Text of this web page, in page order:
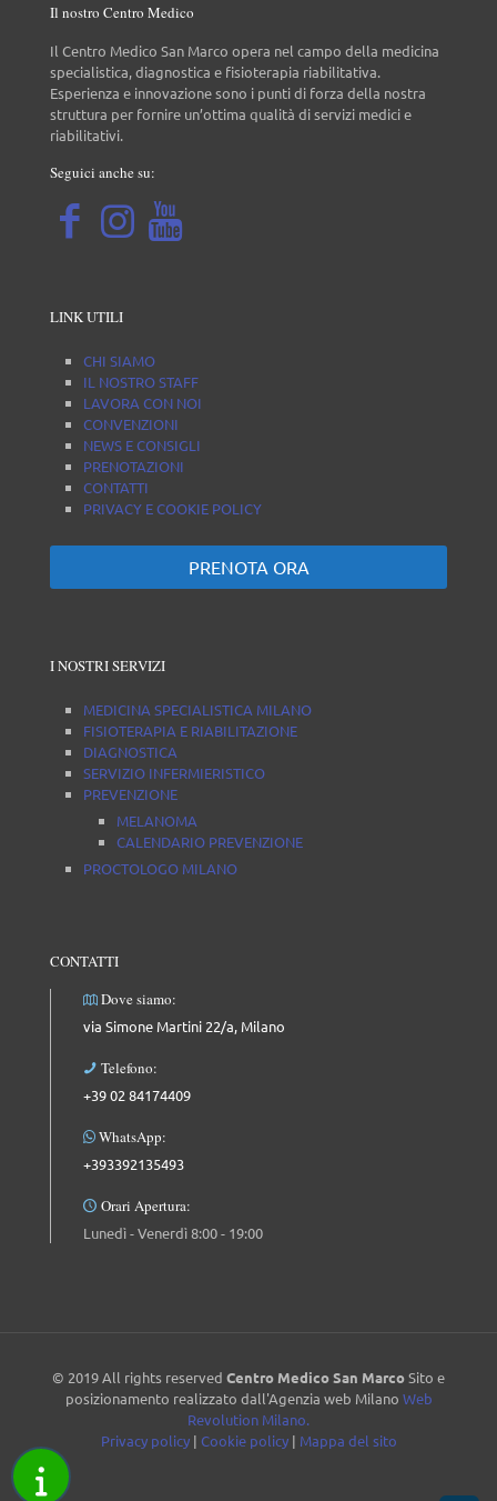
Il nostro Centro Medico
Il Centro Medico San Marco opera nel campo della medicina
specialistica, diagnostica e fisioterapia riabilitativa.
Esperienza e innovazione sono i punti di forza della nostra
struttura per fornire un’ottima qualità di servizi medici e
riabilitativi.
Seguici anche su:
LINK UTILI
CHI SIAMO
IL NOSTRO STAFF
LAVORA CON NOI
CONVENZIONI
NEWS E CONSIGLI
PRENOTAZIONI
CONTATTI
PRIVACY E COOKIE POLICY
PRENOTA ORA
I NOSTRI SERVIZI
MEDICINA SPECIALISTICA MILANO
FISIOTERAPIA E RIABILITAZIONE
DIAGNOSTICA
SERVIZIO INFERMIERISTICO
PREVENZIONE
MELANOMA
CALENDARIO PREVENZIONE
PROCTOLOGO MILANO
CONTATTI
Dove siamo:
via Simone Martini 22/a, Milano
Telefono:
+39 02 84174409
WhatsApp:
+393392135493
Orari Apertura:
Lunedì - Venerdì 8:00 - 19:00
© 2019 All rights reserved Centro Medico San MarcoSito e
posizionamento realizzato dall'Agenzia web Milano Web
Revolution Milano.
Privacy policy| Cookie policy| Mappa del sito